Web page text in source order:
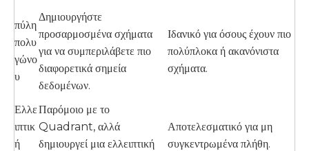
πύλη
πολυ
γώνο
υ
Δημιουργήστε
προσαρμοσμένα σχήματα
για να συμπεριλάβετε πιο
διαφορετικά σημεία
δεδομένων.
Ιδανικό για όσους έχουν πιο
πολύπλοκα ή ακανόνιστα
σχήματα.
Ελλε
ιπτικ
ή
Παρόμοιο με το
Quadrant, αλλά
δημιουργεί μια ελλειπτική
Αποτελεσματικό για μη
συγκεντρωμένα πλήθη.